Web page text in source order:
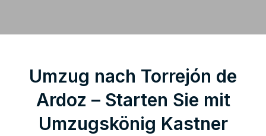
Umzug nach Torrejón de
Ardoz – Starten Sie mit
Umzugskönig Kastner